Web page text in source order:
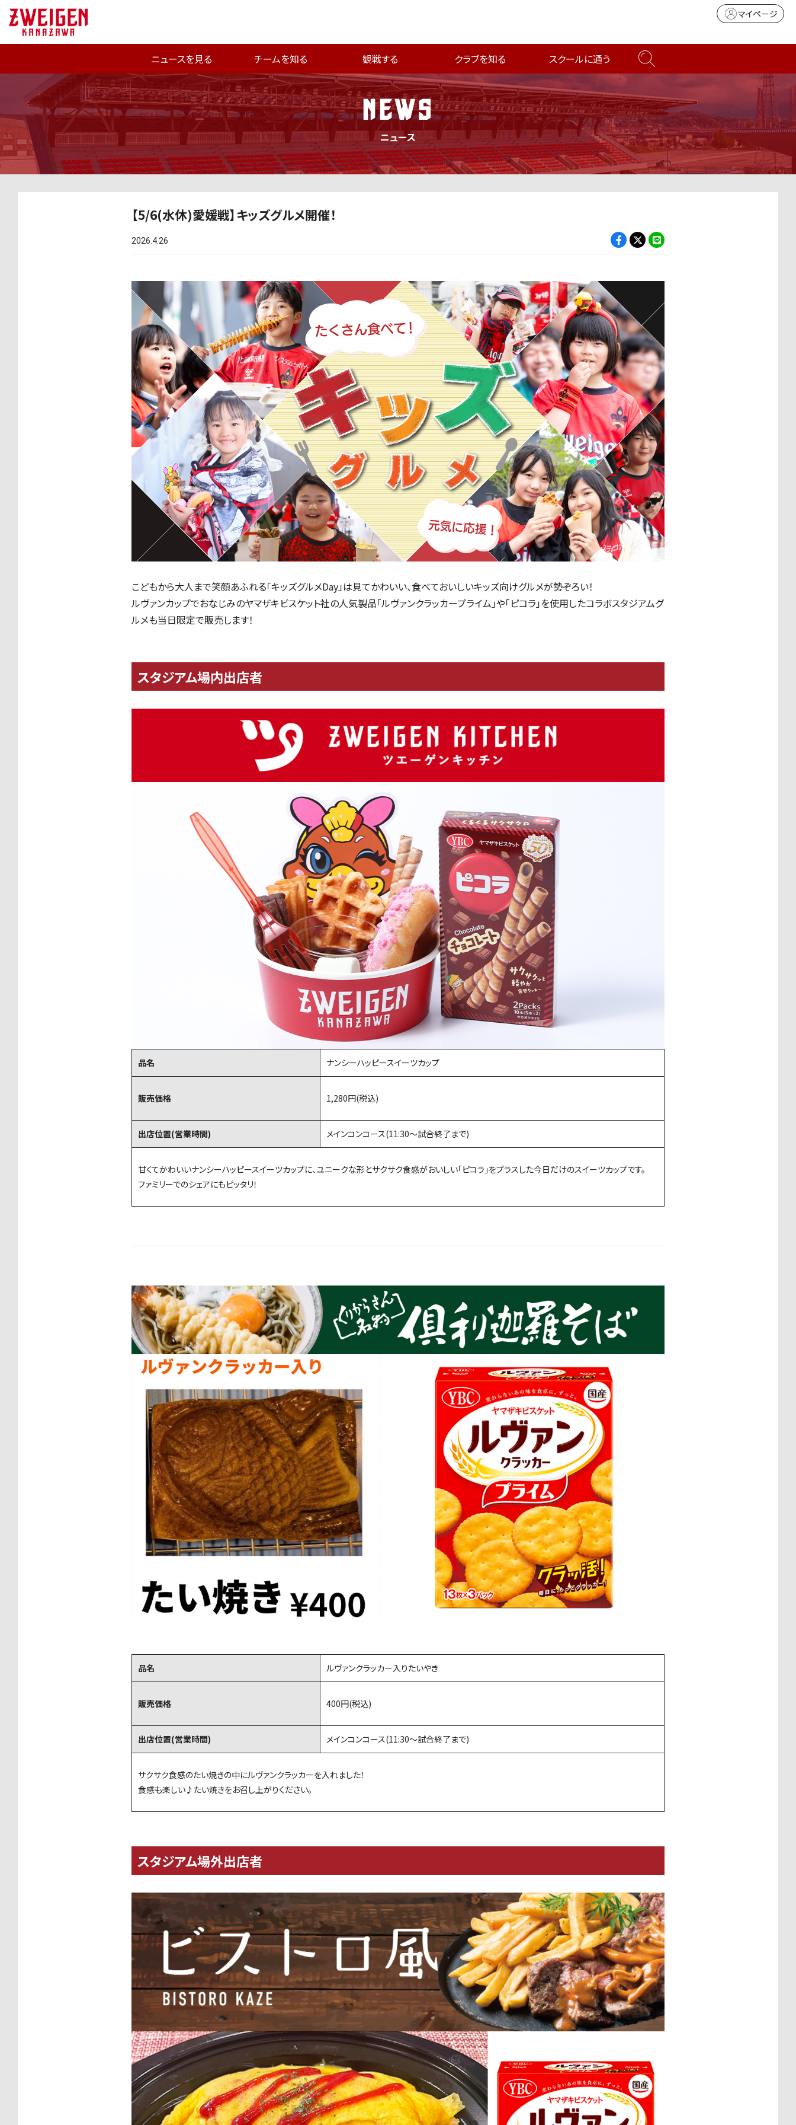
マイページ
ニュースを見る チームを知る 観戦する クラブを知る スクールに通う
NEWS
ニュース
【5/6(水休)愛媛戦】キッズグルメ開催！
2026.4.26
こどもから大人まで笑顔あふれる「キッズグルメDay」は見てかわいい、食べておいしいキッズ向けグルメが勢ぞろい！
ルヴァンカップでおなじみのヤマザキビスケット社の人気製品「ルヴァンクラッカープライム」や「ピコラ」を使用したコラボスタジアムグ
ルメも当日限定で販売します！
スタジアム場内出店者
品名 ナンシーハッピースイーツカップ
販売価格 1,280円(税込)
出店位置(営業時間) メインコンコース(11:30〜試合終了まで)
甘くてかわいいナンシーハッピースイーツカップに、ユニークな形とサクサク食感がおいしい「ピコラ」をプラスした今日だけのスイーツカップです。
ファミリーでのシェアにもピッタリ！
品名 ルヴァンクラッカー入りたいやき
販売価格 400円(税込)
出店位置(営業時間) メインコンコース(11:30〜試合終了まで)
サクサク食感のたい焼きの中にルヴァンクラッカーを入れました！
食感も楽しい♪たい焼きをお召し上がりください。
スタジアム場外出店者